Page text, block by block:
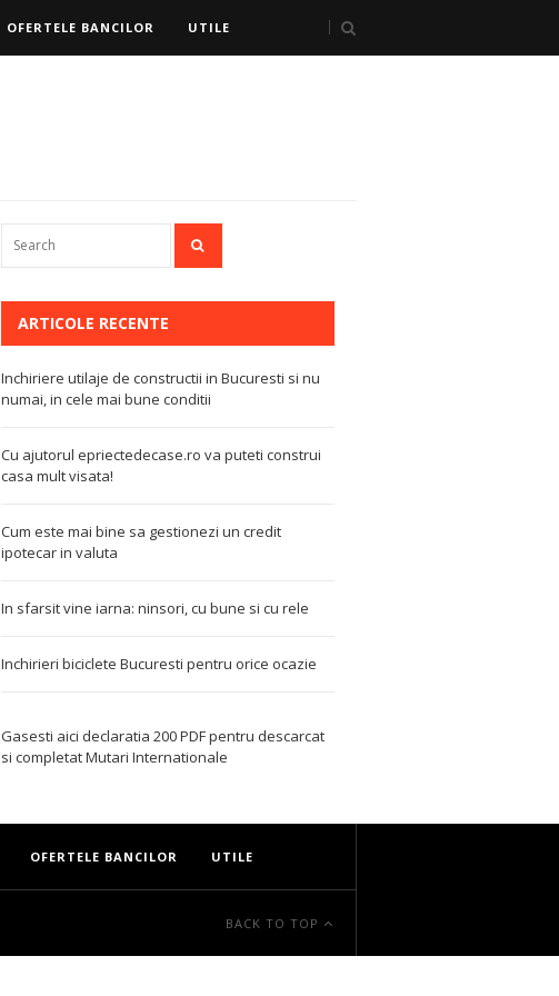
OFERTELE BANCILOR UTILE
ARTICOLE RECENTE
Inchiriere utilaje de constructii in Bucuresti si nu
numai, in cele mai bune conditii
Cu ajutorul epriectedecase.ro va puteti construi
casa mult visata!
Cum este mai bine sa gestionezi un credit
ipotecar in valuta
In sfarsit vine iarna: ninsori, cu bune si cu rele
Inchirieri biciclete Bucuresti pentru orice ocazie
Gasesti aici declaratia 200 PDFpentru descarcat
si completatMutari Internationale
OFERTELE BANCILOR UTILE
BACK TO TOP